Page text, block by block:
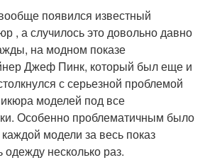
появился известный
, а случилось это довольно давно
на модном показе
Джеф Пинк, который был еще и
с серьезной проблемой
моделей под все
Особенно проблематичным было
модели за весь показ
несколько раз.